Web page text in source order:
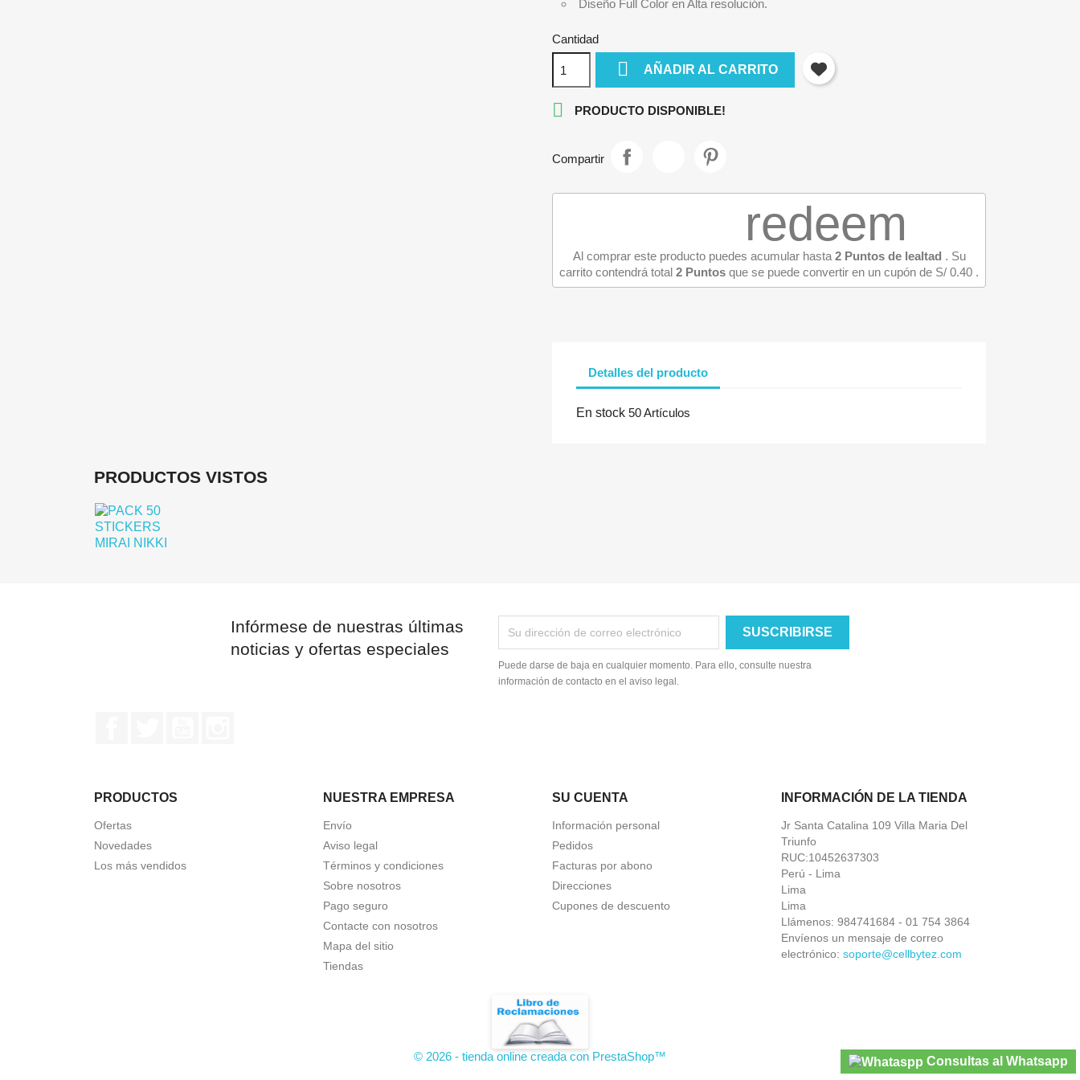
IPHONE 13 PRO MAX
Diseño Full Color en Alta resolución.
Cantidad
 AÑADIR AL CARRITO
 PRODUCTO DISPONIBLE!
Compartir
redeem
Al comprar este producto puedes acumular hasta 2Puntos de lealtad . Su
carrito contendrá total 2 Puntos que se puede convertir en un cupón de S/ 0.40 .
Detalles del producto
En stock 50 Artículos
PRODUCTOS VISTOS
Infórmese de nuestras últimas
noticias y ofertas especiales
Puede darse de baja en cualquier momento. Para ello, consulte nuestra
información de contacto en el aviso legal.
PRODUCTOS
Ofertas
Novedades
Los más vendidos
NUESTRA EMPRESA
Envío
Aviso legal
Términos y condiciones
Sobre nosotros
Pago seguro
Contacte con nosotros
Mapa del sitio
Tiendas
SU CUENTA
Información personal
Pedidos
Facturas por abono
Direcciones
Cupones de descuento
INFORMACIÓN DE LA TIENDA
Jr Santa Catalina 109 Villa Maria Del
Triunfo
RUC:10452637303
Perú - Lima
Lima
Lima
Llámenos: 984741684 - 01 754 3864
Envíenos un mensaje de correo
electrónico: soporte@cellbytez.com
Consultas al Whatsapp
© 2026 - tienda online creada con PrestaShop™
×
Iniciar sesión